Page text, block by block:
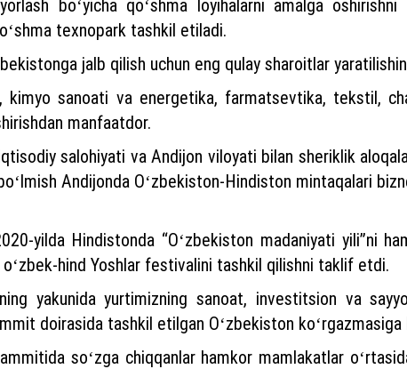
boʻyicha qoʻshma loyihalarni amalga
texnopark tashkil etiladi.
jalb qilish uchun eng qulay sharoitlar
kimyo sanoati va energetika, farmatsevtika, tekstil,
manfaatdor.
salohiyati va Andijon viloyati bilan sheriklik
Andijonda Oʻzbekiston-Hindiston mintaqalari
yilda Hindistonda “Oʻzbekiston madaniyati yili”ni
hind Yoshlar festivalini tashkil qilishni taklif etdi.
yakunida yurtimizning sanoat, investitsion va
doirasida tashkil etilgan Oʻzbekiston
soʻzga chiqqanlar hamkor mamlakatlar